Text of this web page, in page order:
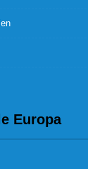
Europa